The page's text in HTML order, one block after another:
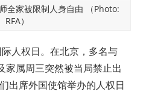
全家被限制人身自由 （Photo:
RFA）
人权日。在北京，多名与
家属周三突然被当局禁止出
出席外国使馆举办的人权日